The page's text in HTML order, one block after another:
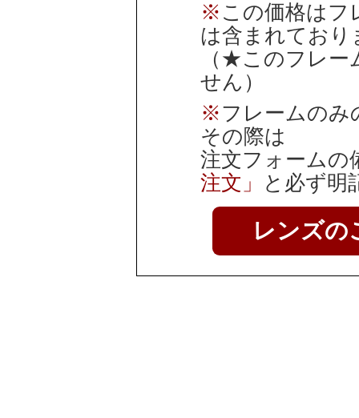
※ この価格はフ
は含まれており
（★このフレー
せん）
※フレームのみ
その際は
注文フォームの
注文」
と必ず明
レンズの